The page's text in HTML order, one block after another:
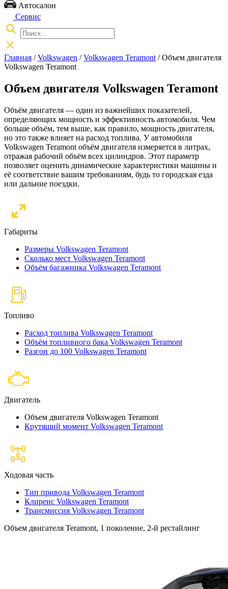
Автосалон
Сервис
Главная /Volkswagen /Volkswagen Teramont / Объем двигателя
Volkswagen Teramont
Объем двигателя Volkswagen Teramont
Объём двигателя — один из важнейших показателей,
определяющих мощность и эффективность автомобиля. Чем
больше объём, тем выше, как правило, мощность двигателя,
но это также влияет на расход топлива. У автомобиля
Volkswagen Teramont объём двигателя измеряется в литрах,
отражая рабочий объём всех цилиндров. Этот параметр
позволяет оценить динамические характеристики машины и
её соответствие вашим требованиям, будь то городская езда
или дальние поездки.
Габариты
Размеры Volkswagen Teramont
Сколько мест Volkswagen Teramont
Объём багажника Volkswagen Teramont
Топливо
Расход топлива Volkswagen Teramont
Объём топливного бака Volkswagen Teramont
Разгон до 100 Volkswagen Teramont
Двигатель
Объем двигателя Volkswagen Teramont
Крутящий момент Volkswagen Teramont
Ходовая часть
Тип привода Volkswagen Teramont
Клиренс Volkswagen Teramont
Трансмиссия Volkswagen Teramont
Объем двигателя Teramont, 1 поколение, 2-й рестайлинг